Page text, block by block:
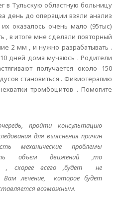
в Тульскую областную больницу
день до операции взяли анализ
оказалось очень мало (95тыс)
, в итоге мне сделали повторный
2 мм , и нужно разрабатывать .
дней дома мучаюсь . Родители
получается около 150
становиться . Физиотерапию
тромбоцитов . Помогите
пройти консультацию
для выяснения причин
механические проблемы
объем движений ,то
, скорее всего ,будет не
Вам лечение, которое будет
возможным.